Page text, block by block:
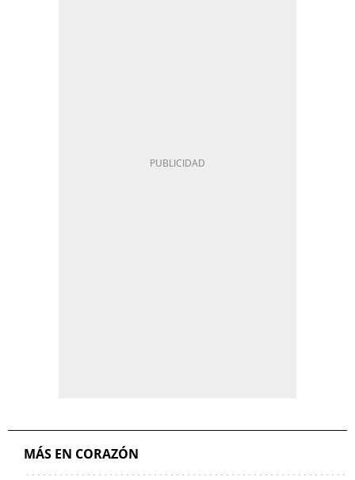
MÁS EN CORAZÓN